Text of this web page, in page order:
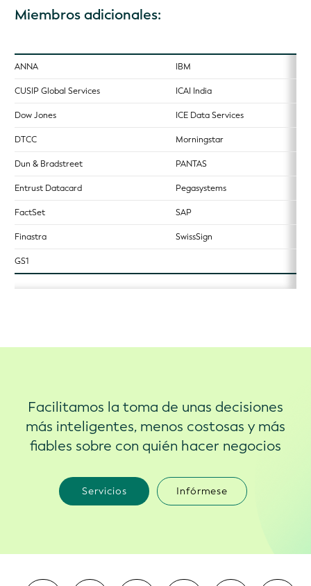
Miembros adicionales:
ANNA IBM
CUSIP Global Services ICAI India
Dow Jones ICE Data Services
DTCC Morningstar
Dun & Bradstreet PANTAS
Entrust Datacard Pegasystems
FactSet SAP
Finastra SwissSign
GS1
Facilitamos la toma de unas decisiones
más inteligentes, menos costosas y más
fiables sobre con quién hacer negocios
Servicios Infórmese